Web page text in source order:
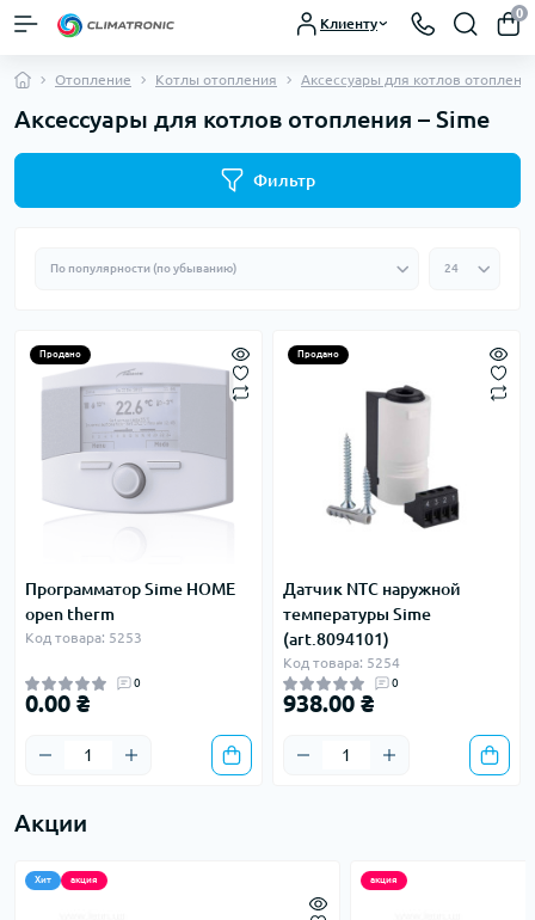
Клиенту
0
Отопление Котлы отопления Аксессуары для котлов
Аксессуары для котлов отопления – Sime
Фильтр
Продано
Программатор Sime HOME
open therm
Код товара: 5253
0
0.00 ₴
Продано
Датчик NTC наружной
температуры Sime
(art.8094101)
Код товара: 5254
0
938.00 ₴
Акции
Хит акция акция